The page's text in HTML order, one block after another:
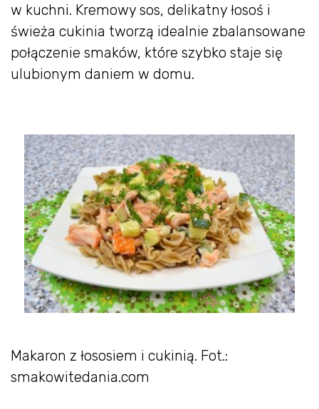
w kuchni. Kremowy sos, delikatny łosoś i
świeża cukinia tworzą idealnie zbalansowane
połączenie smaków, które szybko staje się
ulubionym daniem w domu.
Makaron z łososiem i cukinią. Fot.:
smakowitedania.com